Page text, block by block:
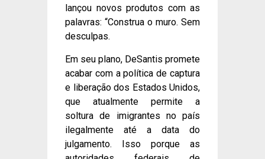
lançou novos produtos com as
palavras: “Construa o muro. Sem
desculpas.
Em seu plano, DeSantis promete
acabar com a política de captura
e liberação dos Estados Unidos,
que atualmente permite a
soltura de imigrantes no país
ilegalmente até a data do
julgamento. Isso porque as